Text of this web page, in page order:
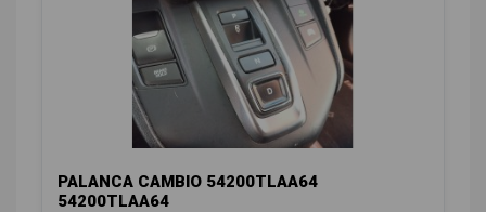
PALANCA CAMBIO 54200TLAA64
54200TLAA64